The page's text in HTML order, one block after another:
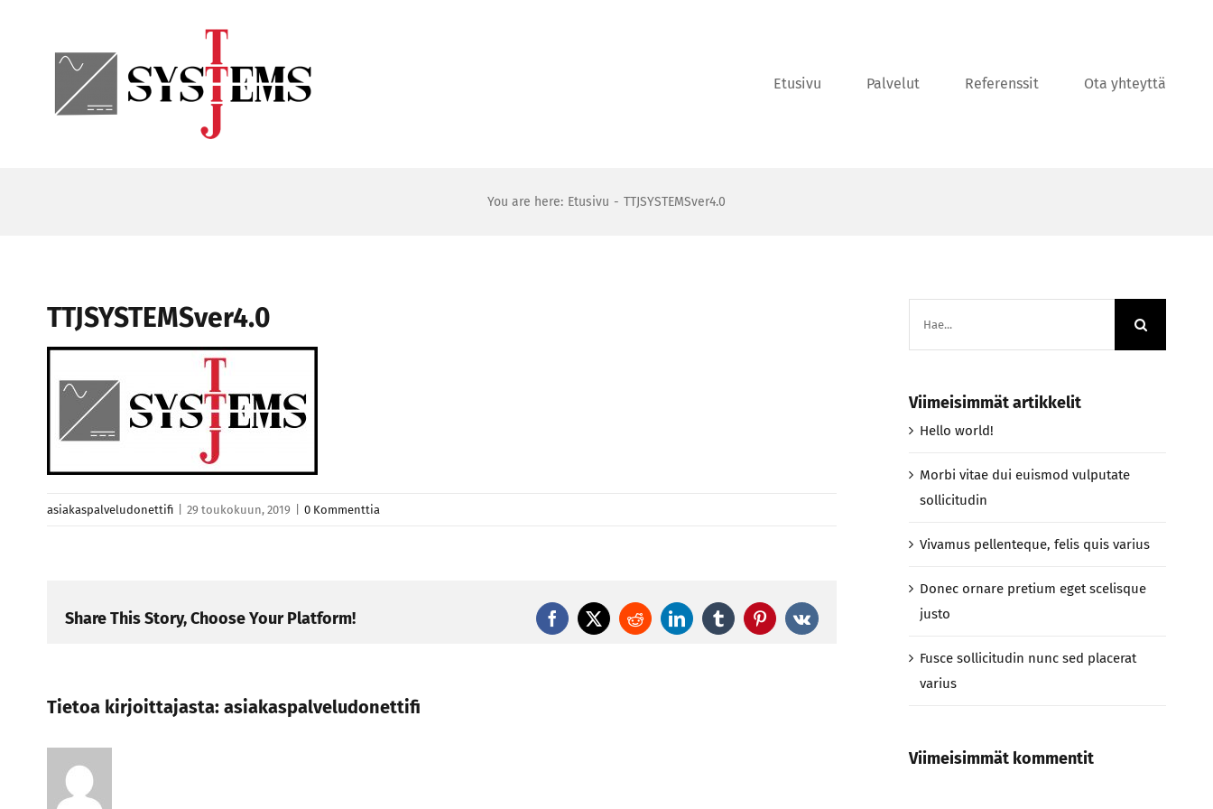
Etusivu Palvelut Referenssit Ota yhteyttä
You are here: Etusivu TTJSYSTEMSver4.0
TTJSYSTEMSver4.0
asiakaspalveludonettifi 29 toukokuun, 2019 0 Kommenttia
Share This Story, Choose Your Platform! Facebook
X RedditLinkedInTumblrPinterest
Vk
Tietoa kirjoittajasta: asiakaspalveludonettifi
Viimeisimmät artikkelit
Hello world!
Morbi vitae dui euismod vulputate
sollicitudin
Vivamus pellenteque, felis quis varius
Donec ornare pretium eget scelisque
justo
Fusce sollicitudin nunc sed placerat
varius
Viimeisimmät kommentit